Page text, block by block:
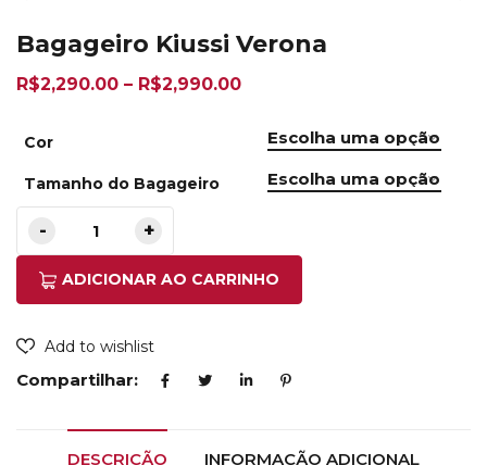
Bagageiro Kiussi Verona
R$2,290.00 – R$2,990.00
Cor
Tamanho do Bagageiro
ADICIONAR AO CARRINHO
Add to wishlist
Compartilhar:
DESCRIÇÃO INFORMAÇÃO ADICIONAL